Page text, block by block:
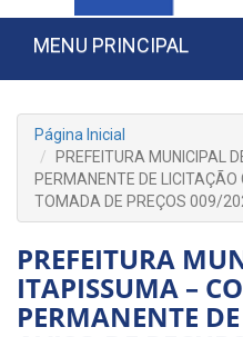
MENU PRINCIPAL
Página Inicial
PREFEITURA MUNICIPAL
PERMANENTE DE LICITAÇÃO
TOMADA DE PREÇOS 009/
PREFEITURA
ITAPISSUMA –
PERMANENTE